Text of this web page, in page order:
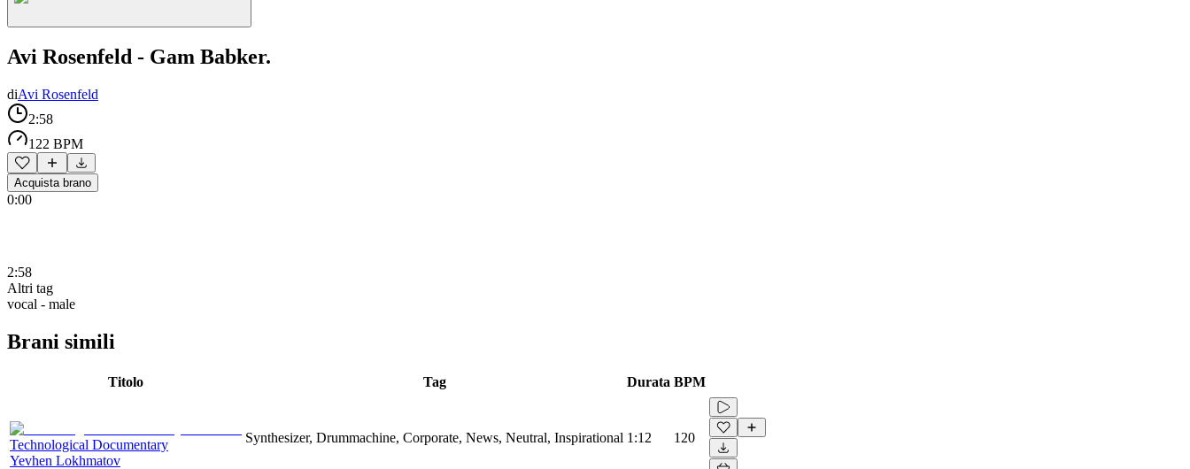
Avi Rosenfeld - Gam Babker.
diAvi Rosenfeld
2:58
122 BPM
Acquista brano
0:00
2:58
Altri tag
vocal - male
Brani simili
Titolo Tag Durata BPM
Technological Documentary
Yevhen Lokhmatov
Synthesizer, Drummachine, Corporate, News, Neutral, Inspirational 1:12 120